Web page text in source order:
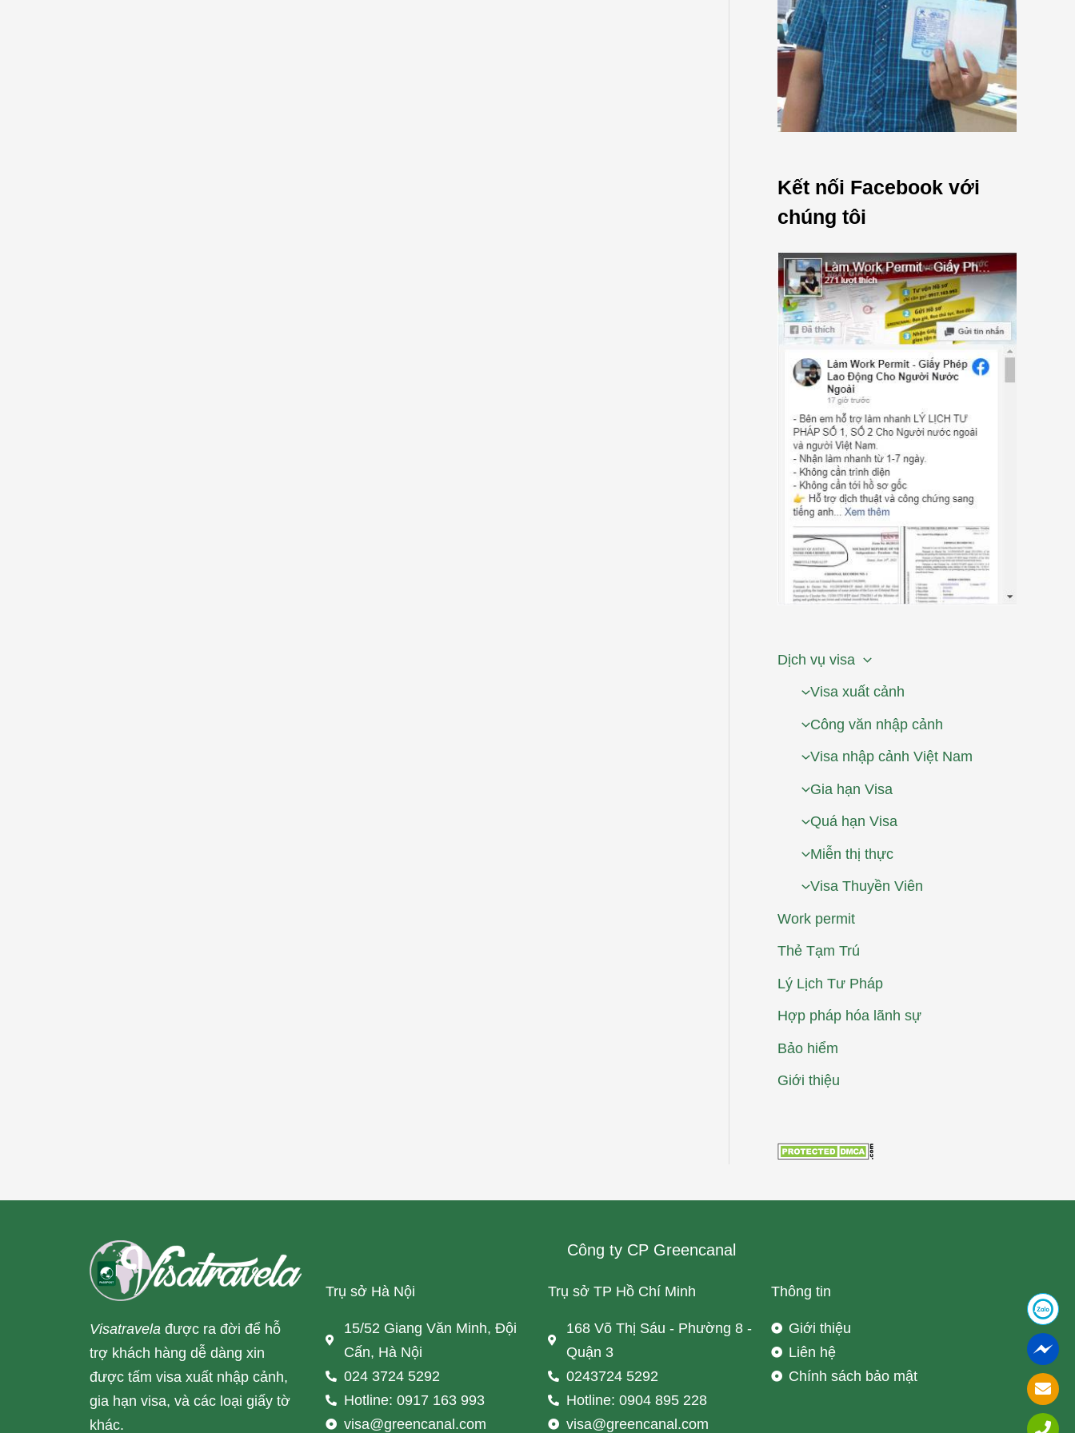
Kết nối Facebook với
chúng tôi
Dịch vụ visa
Visa xuất cảnh
Công văn nhập cảnh
Visa nhập cảnh Việt Nam
Gia hạn Visa
Quá hạn Visa
Miễn thị thực
Visa Thuyền Viên
Work permit
Thẻ Tạm Trú
Lý Lịch Tư Pháp
Hợp pháp hóa lãnh sự
Bảo hiểm
Giới thiệu
Visatravela được ra đời để hỗ
trợ khách hàng dễ dàng xin
được tấm visa xuất nhập cảnh,
gia hạn visa, và các loại giấy tờ
khác.
Công ty CP Greencanal
Trụ sở Hà Nội
15/52 Giang Văn Minh, Đội
Cấn, Hà Nội
024 3724 5292
Hotline: 0917 163 993
visa@greencanal.com
Trụ sở TP Hồ Chí Minh
168 Võ Thị Sáu - Phường 8 -
Quận 3
0243724 5292
Hotline: 0904 895 228
visa@greencanal.com
Thông tin
Giới thiệu
Liên hệ
Chính sách bảo mật